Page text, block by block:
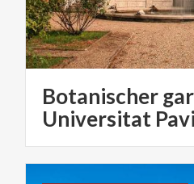
Botanischer
Universitat